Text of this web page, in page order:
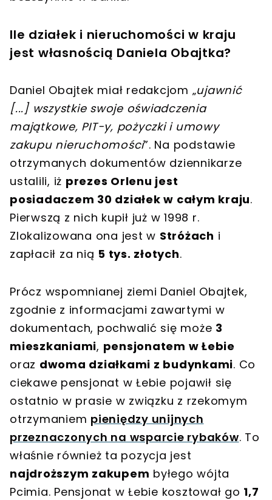
Ile działek i nieruchomości w kraju
jest własnością Daniela Obajtka?
Daniel Obajtek miał redakcjom „ujawnić
[...]wszystkie swoje oświadczenia
majątkowe, PIT-y, pożyczki i umowy
zakupu nieruchomości”. Na podstawie
otrzymanych dokumentów dziennikarze
ustalili, iż prezes Orlenu jest
posiadaczem 30 działek w całym kraju.
Pierwszą z nich kupił już w 1998 r.
Zlokalizowana ona jest w Stróżach i
zapłacił za nią 5 tys. złotych.
Prócz wspomnianej ziemi Daniel Obajtek,
zgodnie z informacjami zawartymi w
dokumentach, pochwalić się może 3
mieszkaniami, pensjonatem w Łebie
oraz dwoma działkami z budynkami. Co
ciekawe pensjonat w Łebie pojawił się
ostatnio w prasie w związku z rzekomym
otrzymaniem pieniędzy unijnych
przeznaczonych na wsparcie rybaków. To
właśnie również ta pozycja jest
najdroższym zakupem byłego wójta
Pcimia. Pensjonat w Łebie kosztował go 1,7